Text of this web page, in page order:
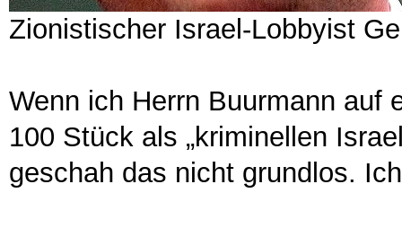
Zionistischer Israel-Lobbyist
Wenn ich Herrn Buurmann auf
100 Stück als „kriminellen
geschah das nicht grundlos.